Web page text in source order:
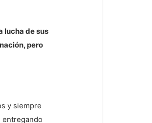
lucha de sus
pero
y siempre
entregando